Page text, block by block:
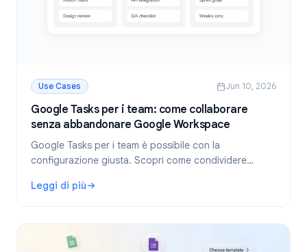
Use Cases Jun 10, 2026
Google Tasks per i team: come collaborare
senza abbandonare Google Workspace
Google Tasks per i team è possibile con la
configurazione giusta. Scopri come condividere
di team all'interno di Google Workspace usando
Leggi di più
: Google Tasks per i team: come collaborare senza